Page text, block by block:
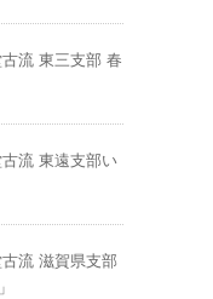
流 東三支部 春
流 東遠支部い
流 滋賀県支部